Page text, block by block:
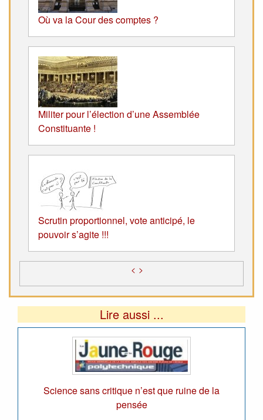
Où va la Cour des comptes ?
Militer pour l’élection d’une Assemblée
Constituante !
Scrutin proportionnel, vote anticipé, le
pouvoir s’agite !!!
< >
Lire aussi ...
Science sans critique n’est que ruine de la
pensée